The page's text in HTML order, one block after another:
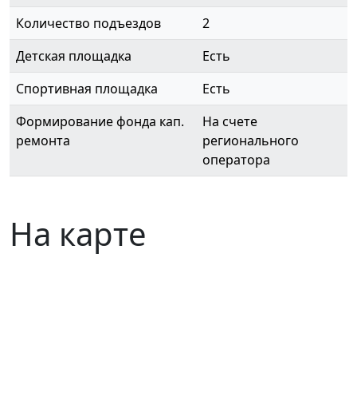
Количество подъездов
2
Детская площадка
Есть
Спортивная площадка
Есть
Формирование фонда кап.
ремонта
На счете
регионального
оператора
На карте